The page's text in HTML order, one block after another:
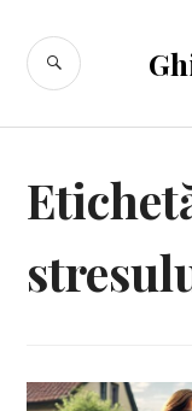
conținut
CĂUTARE